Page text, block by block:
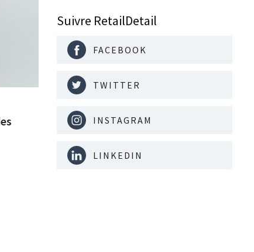
Suivre RetailDetail
FACEBOOK
TWITTER
INSTAGRAM
LINKEDIN